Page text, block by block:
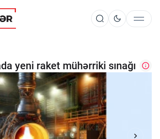
yeni raket mühərriki sınağı